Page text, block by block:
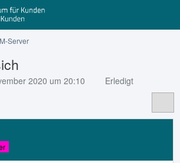
Server
2020 um 20:10 Erledigt